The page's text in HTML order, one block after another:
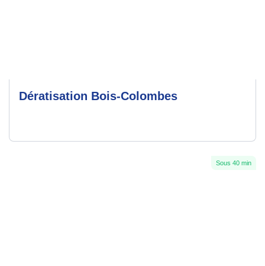
Dératisation Bois-Colombes
Sous 40 min